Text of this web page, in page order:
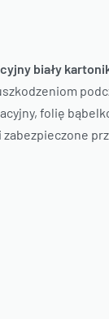
biały
folię